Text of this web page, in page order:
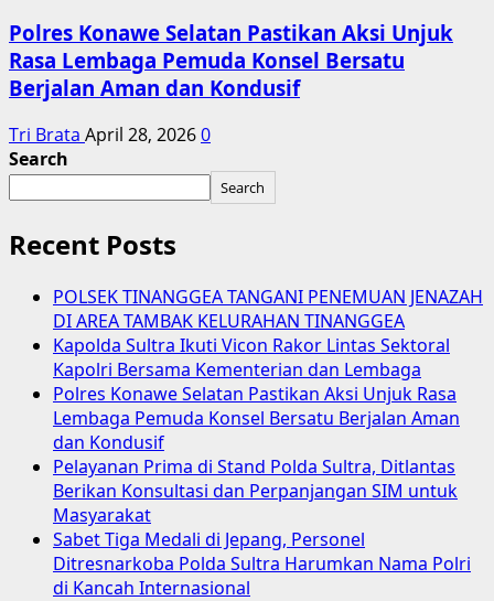
Polres Konawe Selatan Pastikan Aksi Unjuk
Rasa Lembaga Pemuda Konsel Bersatu
Berjalan Aman dan Kondusif
Tri Brata April 28, 20260
Search
Search
Recent Posts
POLSEK TINANGGEA TANGANI PENEMUAN JENAZAH
DI AREA TAMBAK KELURAHAN TINANGGEA
Kapolda Sultra Ikuti Vicon Rakor Lintas Sektoral
Kapolri Bersama Kementerian dan Lembaga
Polres Konawe Selatan Pastikan Aksi Unjuk Rasa
Lembaga Pemuda Konsel Bersatu Berjalan Aman
dan Kondusif
Pelayanan Prima di Stand Polda Sultra, Ditlantas
Berikan Konsultasi dan Perpanjangan SIM untuk
Masyarakat
Sabet Tiga Medali di Jepang, Personel
Ditresnarkoba Polda Sultra Harumkan Nama Polri
di Kancah Internasional